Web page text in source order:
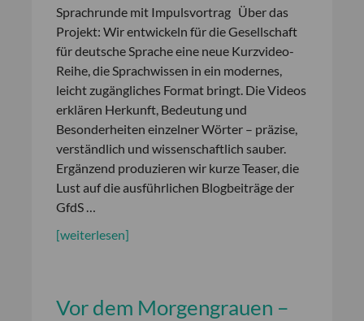
Sprachrunde mit Impulsvortrag Über das
Projekt: Wir entwickeln für die Gesellschaft
für deutsche Sprache eine neue Kurzvideo-
Reihe, die Sprachwissen in ein modernes,
leicht zugängliches Format bringt. Die Videos
erklären Herkunft, Bedeutung und
Besonderheiten einzelner Wörter – präzise,
verständlich und wissenschaftlich sauber.
Ergänzend produzieren wir kurze Teaser, die
Lust auf die ausführlichen Blogbeiträge der
GfdS …
[weiterlesen]
Vor dem Morgengrauen –